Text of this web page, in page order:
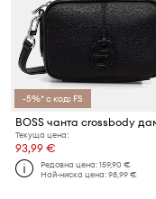
-5%* с код: FS
Текуща цена:
93,99 €
Редовна цена:159,90 €
Най-ниска цена:98,99 €